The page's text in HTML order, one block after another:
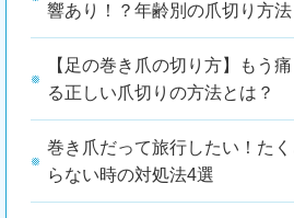
響あり！？年齢別の爪切り方
【足の巻き爪の切り方】もう
る正しい爪切りの方法とは？
巻き爪だって旅行したい！た
らない時の対処法4選